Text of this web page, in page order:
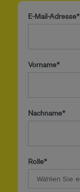
E-Mail-Adresse*
Vorname*
Nachname*
Rolle*